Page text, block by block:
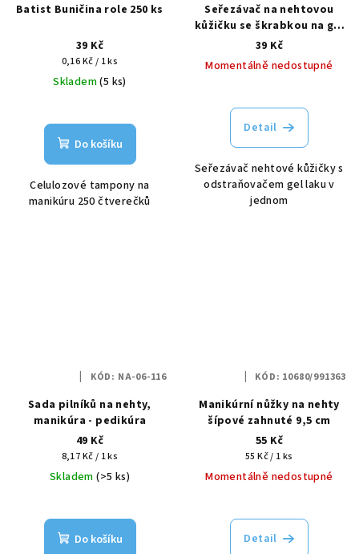
Batist Buničina role 250 ks
39 Kč
Měrná
cena:
0,16 Kč / 1 ks
Skladem(5 ks)
Do košíku
Celulozové tampony na
manikúru 250 čtverečků
Seřezávač na nehtovou
kůžičku se škrabkou na gel
lak modrý
39 Kč
Momentálně nedostupné
Detail
Seřezávač nehtové kůžičky s
odstraňovačem gel laku v
jednom
Sada pilníků na nehty,
manikúra - pedikúra
49 Kč
Měrná
cena:
8,17 Kč / 1 ks
Skladem(>5 ks)
Do košíku
KÓD: NA-06-116
Manikúrní nůžky na nehty
šípové zahnuté 9,5 cm
55 Kč
Měrná
cena:
55 Kč / 1 ks
Momentálně nedostupné
Detail
KÓD: 10680/991363